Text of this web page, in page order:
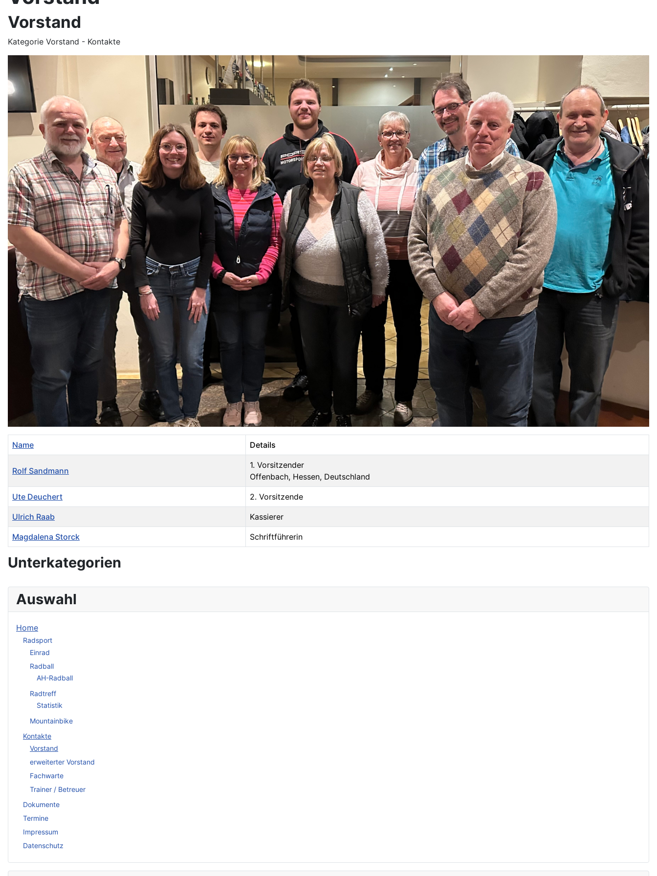
Vorstand
Kategorie Vorstand - Kontakte
Name Details
Rolf Sandmann
1. Vorsitzender
Offenbach, Hessen, Deutschland
Ute Deuchert 2. Vorsitzende
Ulrich Raab Kassierer
Magdalena Storck Schriftführerin
Unterkategorien
Auswahl
Home
Radsport
Einrad
Radball
AH-Radball
Radtreff
Statistik
Mountainbike
Kontakte
Vorstand
erweiterter Vorstand
Fachwarte
Trainer / Betreuer
Dokumente
Termine
Impressum
Datenschutz